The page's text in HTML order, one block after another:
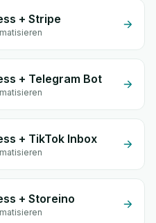
+ Stripe
+ Telegram Bot
+ TikTok Inbox
+ Storeino